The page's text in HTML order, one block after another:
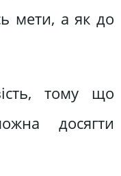
мети, а як до
тому що
досягти